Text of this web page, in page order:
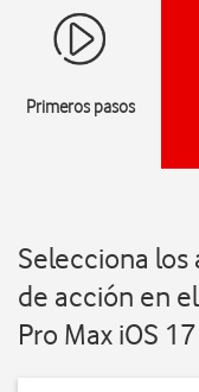
Primeros pasos
Selecciona
de acción en
Pro Max iOS 17